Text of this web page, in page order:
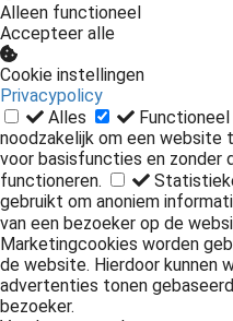
Alleen functioneel
Accepteer alle
Cookie instellingen
Privacypolicy
Alles
Functioneel
noodzakelijk om een website
voor basisfuncties en zonder
functioneren.
gebruikt om anoniem
van een bezoeker op de
Marketingcookies worden
de website. Hierdoor kunnen
advertenties tonen
bezoeker.